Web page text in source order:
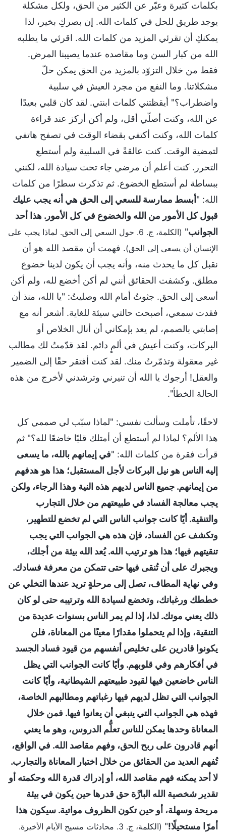
بكلمات كثيرة وعبّر عن الكثير من الحق، ولكل مشكلة
يوجد طريق للحل في كلمات الله. إن بصركِ بخير، لذا
يمكنكِ أن تقرئي المزيد من كلمات الله. اقرئي ما يطلبه
الله من كبار السن وما مقاصده عندما يصيبنا المرض.
فقط من خلال التزوّد بالمزيد من الحق يمكن حلّ
مشكلاتنا. وما النفع من مجرد العيش في سلبية
واضطراب؟" أيقظتني كلمات ابنتي. لقد كان قلبي بعيدًا
عن الله، وكنت أصلّي أقل، ولم أكن أركز عند قراءة
كلمات الله، وكنت أكتفي بقضاء الوقت في تصفح هاتفي
لتمضية الوقت. كنت عالقةً في السلبية ولم أستطع
التحرر. كنت أعلم أن مرضي جاء تحت سيادة الله، لكنني
ببساطة لم أستطع الخضوع. ثم تذكرت سطرًا من كلمات
الله: "أبسط ممارسة للسعي إلى الحق هي أنه يجب عليك
قبول كل الأمور من الله والخضوع في كل الأمور. هذا أحد
الجوانب"
(الكلمة، ج. 6. حول السعي إلى الحق. لماذا يجب على
الإنسان أن يسعى إلى الحق). فهمت أن مقصد الله هو أن
نقبل كل ما يحدث منه، وأنه يجب أن يكون لدينا خضوع
مطلق. وكشفت الحقائق أنني لم أكن أخضع لله، ولم أكن
أسعى إلى الحق. جثوتُ أمام الله وصليتُ: "يا الله، منذ أن
فقدت سمعي، أصبحت حالتي سيئة للغاية. أشعر أنه مع
إصابتي بالصمم، لم يعد بإمكاني أن أنال الخلاص أو
البركات، وكنت أعيش في ألمٍ دائم. لقد قدّمتُ لك مطالب
غير معقولة وتذمّرتُ منك. لقد كنت أفتقر حقًا إلى الضمير
والعقل! أرجوك يا الله أن تنيرني وترشدني لأخرج من هذه
الحالة الخطأ".
لاحقًا، تأملت وسألت نفسي: "لماذا سبّب لي صممي كل
هذا الألم؟ لماذا لم أستطع أن أمتلك قلبًا خاضعًا لله؟" ثم
قرأت فقرة من كلمات الله: "في إيمانهم بالله، ما يسعى
إليه الناس هو نيل البركات لأجل المستقبل؛ هذا هو هدفهم
من إيمانهم. جميع الناس لديهم هذه النية وهذا الرجاء، ولكن
يجب معالجة الفساد في طبيعتهم من خلال التجارب
والتنقية. أيًا كانت جوانب الناس التي لم تخضع للتطهير،
وتكشف عن الفساد، فإن هذه هي الجوانب التي يجب
تنقيتهم فيها؛ هذا هو ترتيب الله. يُعد الله بيئة من أجلك،
ويجبرك على أن تُنقى فيها حتى تتمكن من معرفة فسادك.
وفي نهاية المطاف، تصل إلى مرحلةٍ تريد عندها التخلي عن
خططك ورغباتك، وتخضع لسيادة الله وترتيبه حتى لو كان
ذلك يعني موتك. لذا، إذا لم يمر الناس بسنوات عديدة من
التنقية، وإذا لم يتحملوا مقدارًا معينًا من المعاناة، فلن
يكونوا قادرين على تخليص أنفسهم من قيود فساد الجسد
في أفكارهم وفي قلوبهم. وأيًا كانت الجوانب التي يظل
الناس خاضعين فيها لقيود طبيعتهم الشيطانية، وأيًا كانت
الجوانب التي تظل لديهم فيها رغباتهم ومطالبهم الخاصة،
فهذه هي الجوانب التي ينبغي أن يعانوا فيها. فمن خلال
المعاناة وحدها يمكن للناس تعلُّم الدروس، وهو ما يعني
أنهم قادرون على ربح الحق، وفهم مقاصد الله. في الواقع،
تُفهم العديد من الحقائق من خلال اختبار المعاناة والتجارب.
لا أحد يمكنه فهم مقاصد الله، أو إدراك قدرة الله وحكمته أو
تقدير شخصية الله البارَّة حق قدرها حين يكون في بيئة
مريحة وسهلة، أو حين تكون الظروف مواتية. سيكون هذا
أمرًا مستحيلًا!"
(الكلمة، ج. 3. محادثات مسيح الأيام الأخيرة.